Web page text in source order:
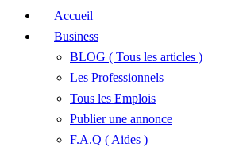
Accueil
Business
BLOG ( Tous les articles )
Les Professionnels
Tous les Emplois
Publier une annonce
F.A.Q ( Aides )